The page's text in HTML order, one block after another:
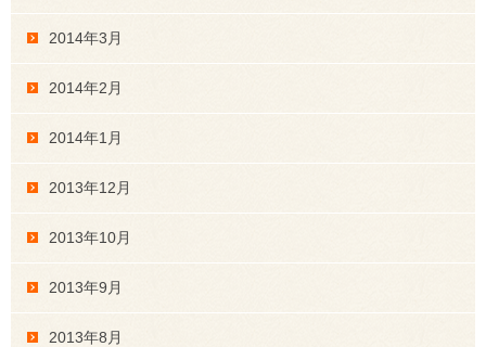
2014年3月
2014年2月
2014年1月
2013年12月
2013年10月
2013年9月
2013年8月